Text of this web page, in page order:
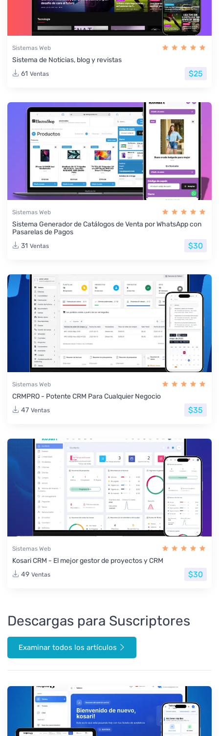
Sistemas Web
Sistema de Noticias, blog y revistas
61 Ventas $25
Sistemas Web
Sistema Generador de Catálogos de Venta por WhatsApp con
Pasarelas de Pagos
31 Ventas $30
Sistemas Web
CRMPRO - Potente CRM Para Cualquier Negocio
47 Ventas $35
Sistemas Web
Kosari CRM - El mejor gestor de proyectos y CRM
49 Ventas $30
Descargas para Suscriptores
Examinar todos los artículos